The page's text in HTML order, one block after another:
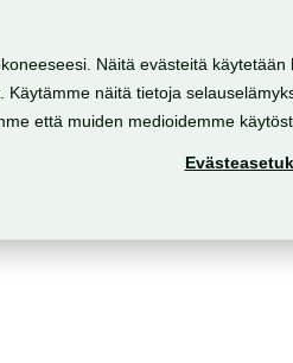
Näitä evästeitä
näitä tietoja
että muiden medioidemme
Mahdollisuudet